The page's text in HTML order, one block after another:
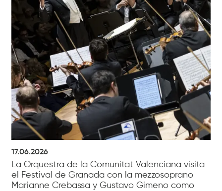
17.06.2026
La Orquestra de la Comunitat Valenciana visita
el Festival de Granada con la mezzosoprano
Marianne Crebassa y Gustavo Gimeno como